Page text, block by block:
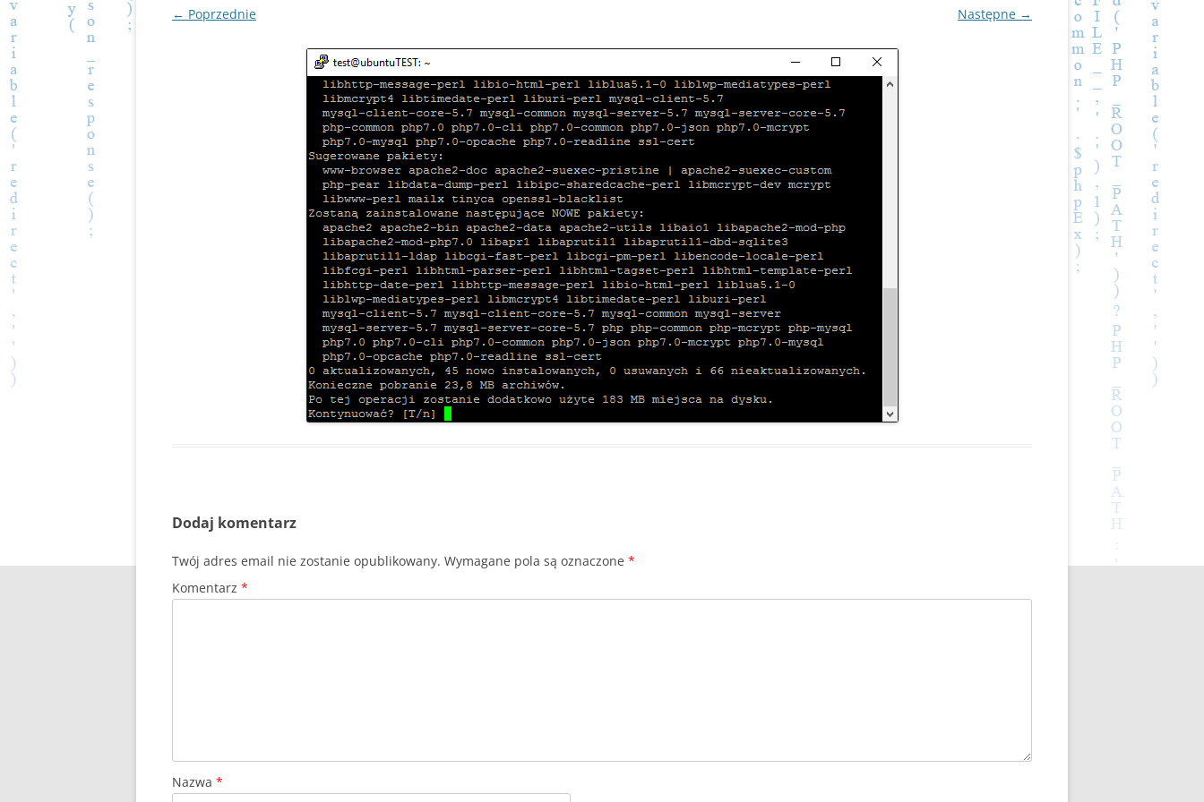
← Poprzednie Następne →
Dodaj komentarz
Twój adres email nie zostanie opublikowany. Wymagane pola są oznaczone *
Komentarz *
Nazwa *